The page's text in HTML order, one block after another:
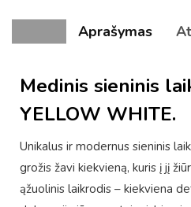
Aprašymas
Medinis sieninis
YELLOW WHITE.
Unikalus ir modernus sieninis
grožis žavi kiekvieną, kuris į jį
ąžuolinis laikrodis – kiekviena